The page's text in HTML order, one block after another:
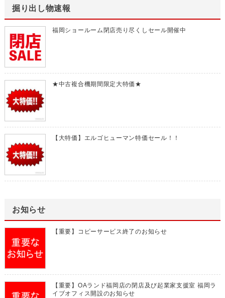
掘り出し物速報
福岡ショールーム閉店売り尽くしセール開催中
★中古複合機期間限定大特価★
【大特価】エルゴヒューマン特価セール！！
お知らせ
【重要】コピーサービス終了のお知らせ
【重要】OAランド福岡店の閉店及び起業家支援室 福岡ラ
イブオフィス開設のお知らせ